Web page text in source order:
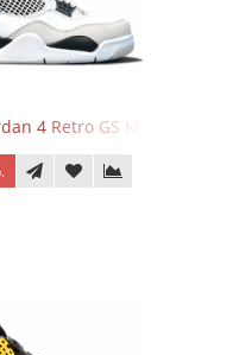
4 Retro GS Military Black